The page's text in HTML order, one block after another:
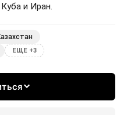
и Иран.
ЕЩЕ +3